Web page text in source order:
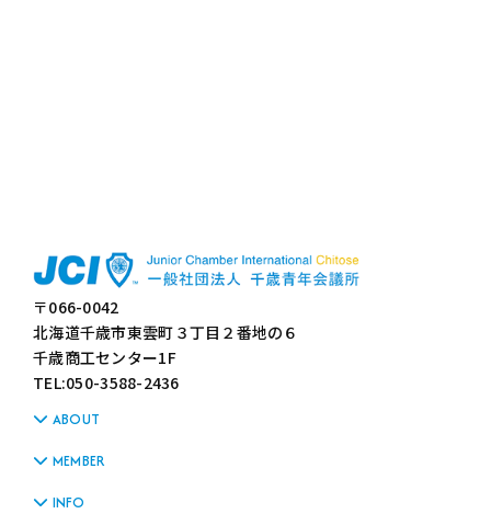
〒066-0042
北海道千歳市東雲町３丁目２番地の６
千歳商工センター1F
TEL:050-3588-2436
ABOUT
MEMBER
INFO